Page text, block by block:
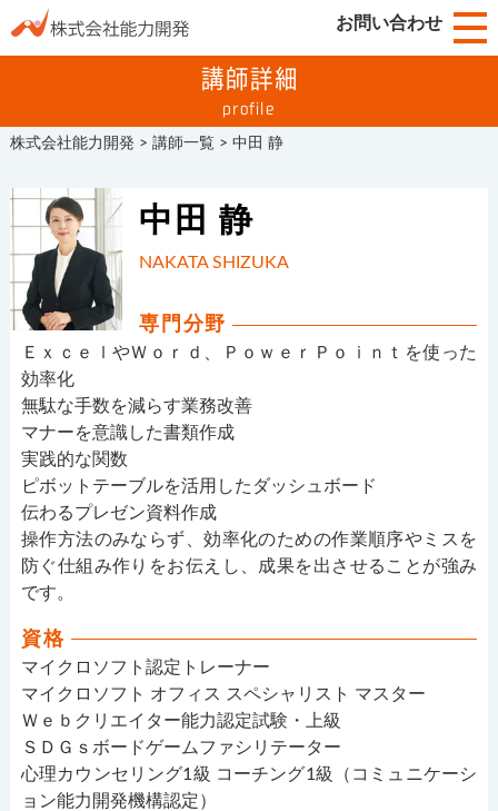
お問い合わせ
講師詳細
profile
株式会社能力開発 > 講師一覧 > 中田 静
中田 静
NAKATA SHIZUKA
専門分野
ＥｘｃｅｌやＷｏｒｄ、ＰｏｗｅｒＰｏｉｎｔを使った
効率化
無駄な手数を減らす業務改善
マナーを意識した書類作成
実践的な関数
ピボットテーブルを活用したダッシュボード
伝わるプレゼン資料作成
操作方法のみならず、効率化のための作業順序やミスを
防ぐ仕組み作りをお伝えし、成果を出させることが強み
です。
資格
マイクロソフト認定トレーナー
マイクロソフト オフィス スペシャリスト マスター
Ｗｅｂクリエイター能力認定試験・上級
ＳＤＧｓボードゲームファシリテーター
心理カウンセリング1級 コーチング1級（コミュニケーシ
ョン能力開発機構認定）